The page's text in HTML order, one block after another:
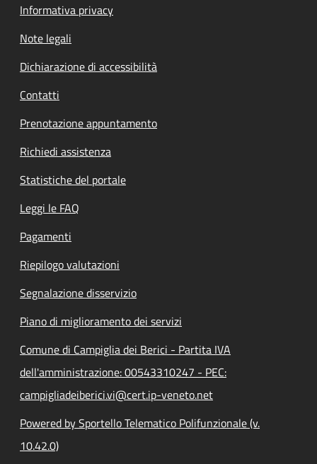
Informativa privacy
Note legali
Dichiarazione di accessibilità
Contatti
Prenotazione appuntamento
Richiedi assistenza
Statistiche del portale
Leggi le FAQ
Pagamenti
Riepilogo valutazioni
Segnalazione disservizio
Piano di miglioramento dei servizi
Comune di Campiglia dei Berici - Partita IVA
dell'amministrazione: 00543310247 - PEC:
campigliadeiberici.vi@cert.ip-veneto.net
Powered by Sportello Telematico Polifunzionale (v.
10.42.0)